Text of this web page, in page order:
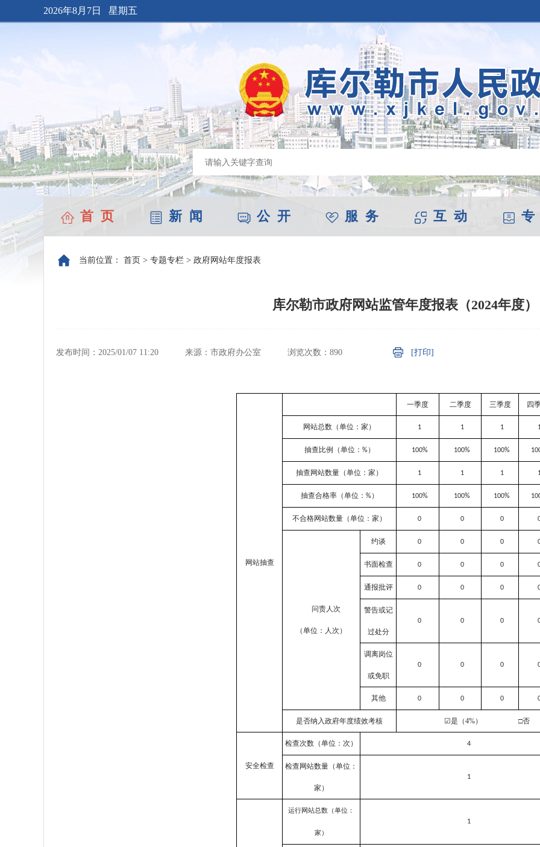
2026年8月7日 星期五
首 页 新 闻 公 开 服 务 互 动 专
当前位置： 首页 > 专题专栏 > 政府网站年度报表
库尔勒市政府网站监管年度报表（2024年度）
发布时间：2025/01/07 11:20 来源：市政府办公室 浏览次数： 890 [打印]
网站抽查
一季度 二季度 三季度 四
网站总数（单位：家） 1 1 1
抽查比例（单位： % ） 100% 100% 100%
抽查网站数量（单位：家） 1 1 1
抽查合格率（单位： % ） 100% 100% 100%
不合格网站数量（单位：家） 0 0 0
问责人次
（单位：人次）
约谈 0 0 0
书面检查 0 0 0
通报批评 0 0 0
警告或记
过处分
0 0 0
调离岗位
或免职
0 0 0
其他 0 0 0
是否纳入政府年度绩效考核 ☑是 （4%） □否
安全检查
检查次数（单位：次） 4
检查网站数量（单位：
家）
1
运行网站总数（单位：
家）
1